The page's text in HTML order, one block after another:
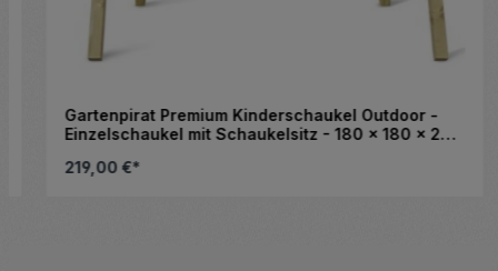
Gartenpirat Premium Kinderschaukel Outdoor -
Einzelschaukel mit Schaukelsitz - 180 x 180 x 200
219,00 €*